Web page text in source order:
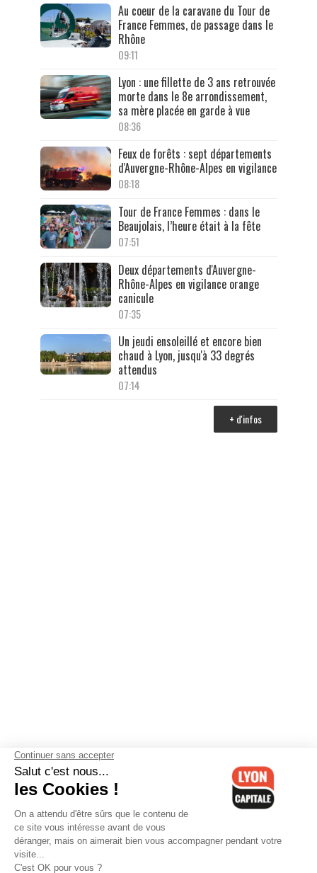
Au coeur de la caravane du Tour de
France Femmes, de passage dans le
Rhône
09:11
Lyon : une fillette de 3 ans retrouvée
morte dans le 8e arrondissement,
sa mère placée en garde à vue
08:36
Feux de forêts : sept départements
d'Auvergne-Rhône-Alpes en vigilance
08:18
Tour de France Femmes : dans le
Beaujolais, l’heure était à la fête
07:51
Deux départements d'Auvergne-
Rhône-Alpes en vigilance orange
canicule
07:35
Un jeudi ensoleillé et encore bien
chaud à Lyon, jusqu'à 33 degrés
attendus
07:14
+ d'infos